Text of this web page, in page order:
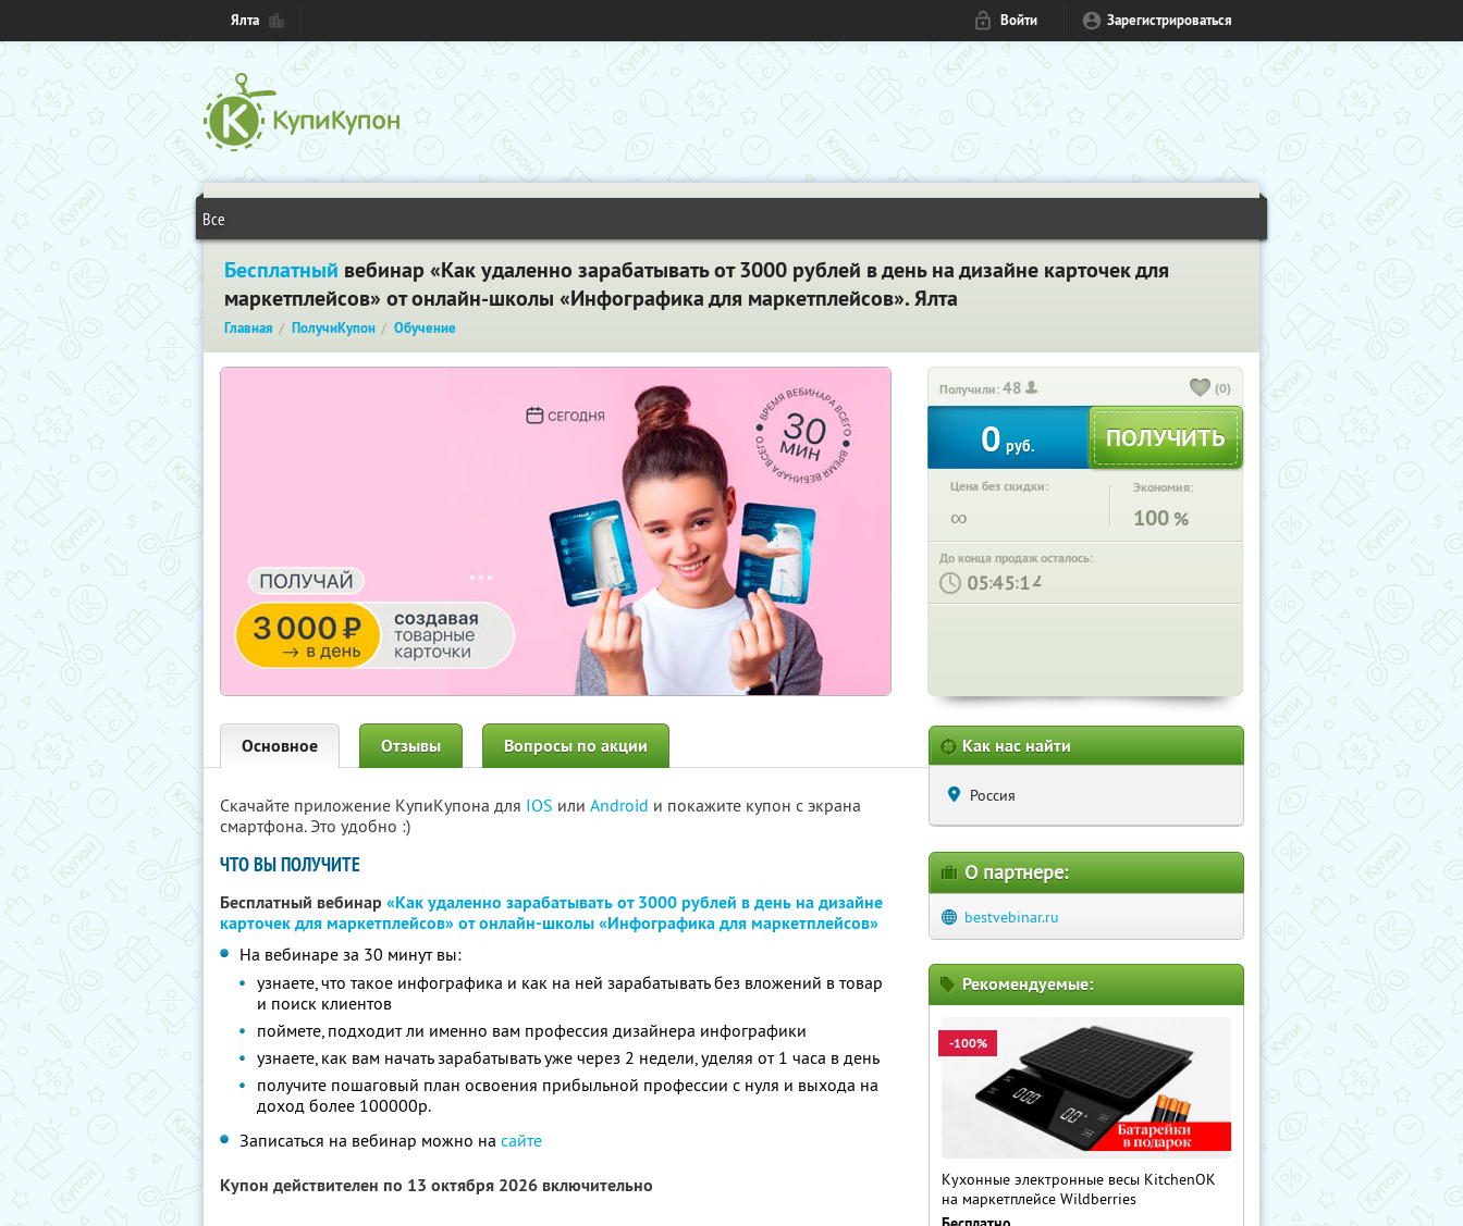
Ялта Войти Зарегистрироваться
Все
Бесплатный вебинар «Как удаленно зарабатывать от 3000 рублей в день на дизайне карточек для
маркетплейсов» от онлайн-школы «Инфографика для маркетплейсов». Ялта
Главная ПолучиКупон Обучение
Получили:48 (0)
0 руб.
Цена без скидки:
∞
Экономия:
100 %
До конца продаж осталось:
: :
Основное Отзывы Вопросы по акции
Скачайте приложение КупиКупона для IOS или Android и покажите купон с экрана
смартфона. Это удобно :)
ЧТО ВЫ ПОЛУЧИТЕ
Бесплатный вебинар «Как удаленно зарабатывать от 3000 рублей в день на дизайне
карточек для маркетплейсов» от онлайн-школы «Инфографика для маркетплейсов»
На вебинаре за 30 минут вы:
узнаете, что такое инфографика и как на ней зарабатывать без вложений в товар
и поиск клиентов
поймете, подходит ли именно вам профессия дизайнера инфографики
узнаете, как вам начать зарабатывать уже через 2 недели, уделяя от 1 часа в день
получите пошаговый план освоения прибыльной профессии с нуля и выхода на
доход более 100000р.
Записаться на вебинар можно на сайте
Купон действителен по 13 октября 2026 включительно
Как нас найти
Россия
О партнере:
bestvebinar.ru
Рекомендуемые:
-100%
Кухонные электронные весы KitchenOK
на маркетплейсе Wildberries